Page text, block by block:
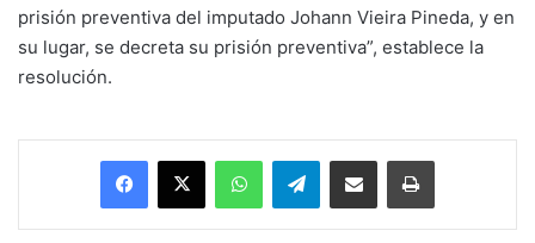
prisión preventiva del imputado Johann Vieira Pineda, y en
su lugar, se decreta su prisión preventiva”, establece la
resolución.
Facebook
X WhatsAppTelegramEnviar vía email Imprimir